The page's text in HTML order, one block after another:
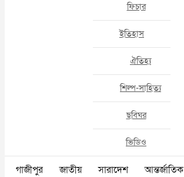
ফিচার
ইতিহাস
ঐতিহ্য
শিল্প-সাহিত্য
ছবিঘর
ভিডিও
গাজীপুর জাতীয় সারাদেশ আন্তর্জাতিক